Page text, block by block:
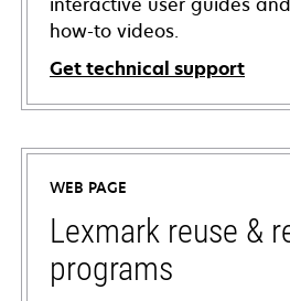
how-to videos.
Get technical support
opens
in
new
tab
WEB PAGE
Lexmark reuse &
programs